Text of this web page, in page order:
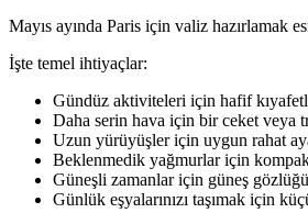
Mayıs ayında Paris için valiz hazırlamak
İşte temel ihtiyaçlar:
Gündüz aktiviteleri için hafif
Daha serin hava için bir ceket veya
Uzun yürüyüşler için uygun rahat
Beklenmedik yağmurlar için
Güneşli zamanlar için güneş gözlüğü
Günlük eşyalarınızı taşımak için